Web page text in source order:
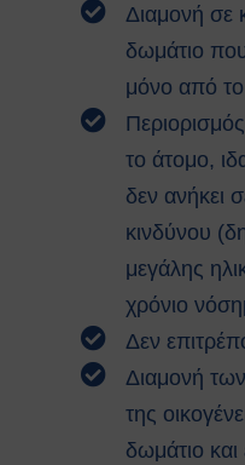
ΕΚΠΑΙΔΕΥΣΗ
Διαμονή σε
δωμάτιο που
μόνο από
το άτομο,
δεν ανήκει
κινδύνου
μεγάλης
χρόνιο
Δεν
Διαμονή
της
δωμάτιο και